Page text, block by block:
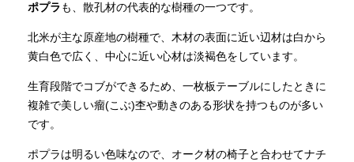
ポプラも、散孔材の代表的な樹種の一つです。
北米が主な原産地の樹種で、木材の表面に近い辺材は白から
黄白色で広く、中心に近い心材は淡褐色をしています。
生育段階でコブができるため、一枚板テーブルにしたときに
複雑で美しい瘤(こぶ)杢や動きのある形状を持つものが多い
です。
ポプラは明るい色味なので、オーク材の椅子と合わせてナチ